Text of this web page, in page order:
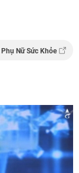
Phụ Nữ Sức Khỏe